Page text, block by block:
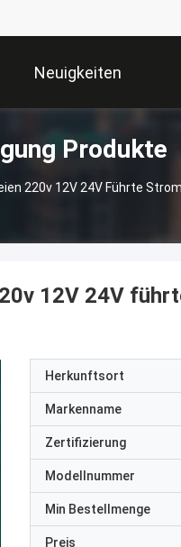
Neuigkeiten
Wasserdichte LED-Stromversorgung Produkte
220v 12V 24V Führte
12V 24V
Herkunftsort
Markenname
Zertifizierung
Modellnummer
Min Bestellmenge
Preis